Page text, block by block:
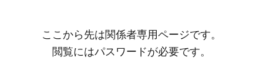
ここから先は関係者専用ページです。
閲覧にはパスワードが必要です。